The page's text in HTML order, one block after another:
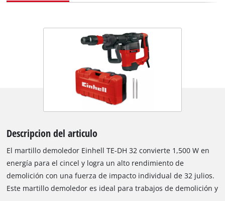
Descripcion del articulo
El martillo demoledor Einhell TE-DH 32 convierte 1,500 W en
energía para el cincel y logra un alto rendimiento de
demolición con una fuerza de impacto individual de 32 julios.
Este martillo demoledor es ideal para trabajos de demolición y